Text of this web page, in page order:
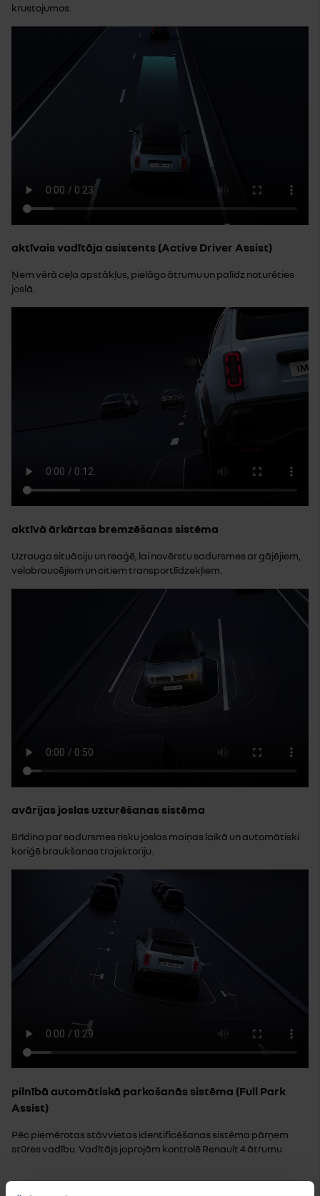
krustojumos.
aktīvais vadītāja asistents (Active Driver Assist)
Ņem vērā ceļa apstākļus, pielāgo ātrumu un palīdz noturēties
joslā.
aktīvā ārkārtas bremzēšanas sistēma
Uzrauga situāciju un reaģē, lai novērstu sadursmes ar gājējiem,
velobraucējiem un citiem transportlīdzekļiem.
avārijas joslas uzturēšanas sistēma
Brīdina par sadursmes risku joslas maiņas laikā un automātiski
koriģē braukšanas trajektoriju.
pilnībā automātiskā parkošanās sistēma (Full Park
Assist)
Pēc piemērotas stāvvietas identificēšanas sistēma pārņem
stūres vadību. Vadītājs joprojām kontrolē Renault 4 ātrumu.